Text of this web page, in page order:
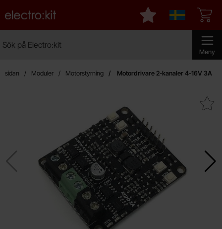
Meny
Startsidan för Electro:kit
Sverige
Mina favoriter
Moduler Motorstyrning Motordrivare 2-kanaler 4-16V 3A
Makera motordrivare 2-